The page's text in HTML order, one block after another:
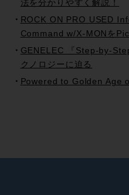
法を分かりやすく解説！
ROCK ON PRO USED
Command w/X-MONを
GENELEC 『Step-by-
クノロジーに迫る
Powered to Golden Age